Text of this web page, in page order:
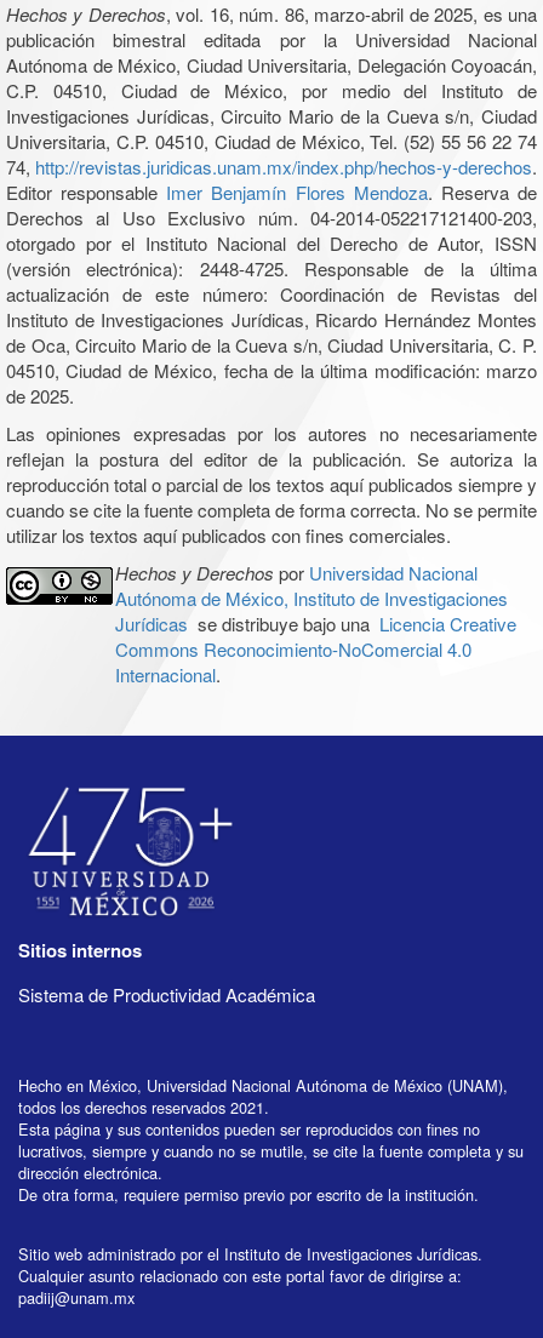
Hechos y Derechos, vol. 16, núm. 86, marzo-abril de 2025, es una
publicación bimestral editada por la Universidad Nacional
Autónoma de México, Ciudad Universitaria, Delegación Coyoacán,
C.P. 04510, Ciudad de México, por medio del Instituto de
Investigaciones Jurídicas, Circuito Mario de la Cueva s/n, Ciudad
Universitaria, C.P. 04510, Ciudad de México, Tel. (52) 55 56 22 74
74, http://revistas.juridicas.unam.mx/index.php/hechos-y-derechos.
Editor responsable Imer Benjamín Flores Mendoza. Reserva de
Derechos al Uso Exclusivo núm. 04-2014-052217121400-203,
otorgado por el Instituto Nacional del Derecho de Autor, ISSN
(versión electrónica): 2448-4725. Responsable de la última
actualización de este número: Coordinación de Revistas del
Instituto de Investigaciones Jurídicas, Ricardo Hernández Montes
de Oca, Circuito Mario de la Cueva s/n, Ciudad Universitaria, C. P.
04510, Ciudad de México, fecha de la última modificación: marzo
de 2025.
Las opiniones expresadas por los autores no necesariamente
reflejan la postura del editor de la publicación. Se autoriza la
reproducción total o parcial de los textos aquí publicados siempre y
cuando se cite la fuente completa de forma correcta. No se permite
utilizar los textos aquí publicados con fines comerciales.
Hechos y Derechos por Universidad Nacional
Autónoma de México, Instituto de Investigaciones
Jurídicas se distribuye bajo una Licencia Creative
Commons Reconocimiento-NoComercial 4.0
Internacional.
Sitios internos
Sistema de Productividad Académica
Hecho en México, Universidad Nacional Autónoma de México (UNAM),
todos los derechos reservados 2021.
Esta página y sus contenidos pueden ser reproducidos con fines no
lucrativos, siempre y cuando no se mutile, se cite la fuente completa y su
dirección electrónica.
De otra forma, requiere permiso previo por escrito de la institución.
Sitio web administrado por el Instituto de Investigaciones Jurídicas.
Cualquier asunto relacionado con este portal favor de dirigirse a:
padiij@unam.mx